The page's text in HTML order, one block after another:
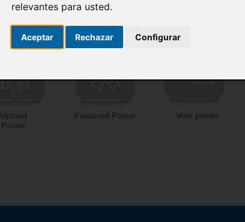
relevantes para usted.
Aceptar Rechazar Configurar
Upload
Poster
Featured Poster Vote poster